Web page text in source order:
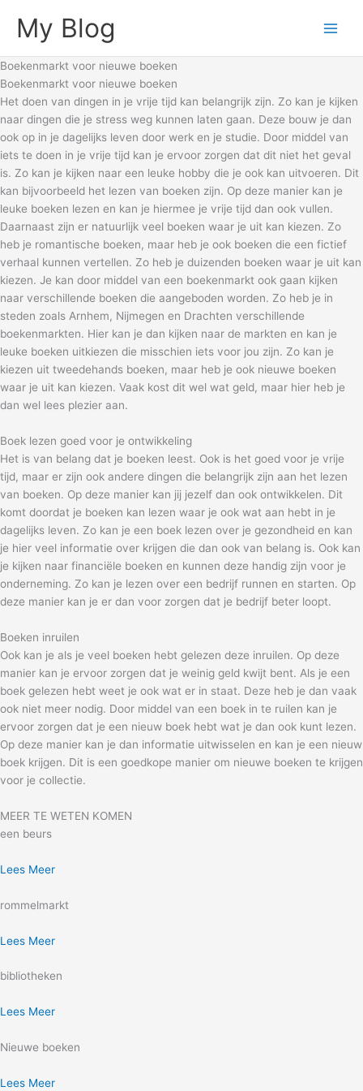
My Blog
Boekenmarkt voor nieuwe boeken
Boekenmarkt voor nieuwe boeken
Het doen van dingen in je vrije tijd kan belangrijk zijn. Zo kan je kijken
naar dingen die je stress weg kunnen laten gaan. Deze bouw je dan
ook op in je dagelijks leven door werk en je studie. Door middel van
iets te doen in je vrije tijd kan je ervoor zorgen dat dit niet het geval
is. Zo kan je kijken naar een leuke hobby die je ook kan uitvoeren. Dit
kan bijvoorbeeld het lezen van boeken zijn. Op deze manier kan je
leuke boeken lezen en kan je hiermee je vrije tijd dan ook vullen.
Daarnaast zijn er natuurlijk veel boeken waar je uit kan kiezen. Zo
heb je romantische boeken, maar heb je ook boeken die een fictief
verhaal kunnen vertellen. Zo heb je duizenden boeken waar je uit kan
kiezen. Je kan door middel van een boekenmarkt ook gaan kijken
naar verschillende boeken die aangeboden worden. Zo heb je in
steden zoals Arnhem, Nijmegen en Drachten verschillende
boekenmarkten. Hier kan je dan kijken naar de markten en kan je
leuke boeken uitkiezen die misschien iets voor jou zijn. Zo kan je
kiezen uit tweedehands boeken, maar heb je ook nieuwe boeken
waar je uit kan kiezen. Vaak kost dit wel wat geld, maar hier heb je
dan wel lees plezier aan.
Boek lezen goed voor je ontwikkeling
Het is van belang dat je boeken leest. Ook is het goed voor je vrije
tijd, maar er zijn ook andere dingen die belangrijk zijn aan het lezen
van boeken. Op deze manier kan jij jezelf dan ook ontwikkelen. Dit
komt doordat je boeken kan lezen waar je ook wat aan hebt in je
dagelijks leven. Zo kan je een boek lezen over je gezondheid en kan
je hier veel informatie over krijgen die dan ook van belang is. Ook kan
je kijken naar financiële boeken en kunnen deze handig zijn voor je
onderneming. Zo kan je lezen over een bedrijf runnen en starten. Op
deze manier kan je er dan voor zorgen dat je bedrijf beter loopt.
Boeken inruilen
Ook kan je als je veel boeken hebt gelezen deze inruilen. Op deze
manier kan je ervoor zorgen dat je weinig geld kwijt bent. Als je een
boek gelezen hebt weet je ook wat er in staat. Deze heb je dan vaak
ook niet meer nodig. Door middel van een boek in te ruilen kan je
ervoor zorgen dat je een nieuw boek hebt wat je dan ook kunt lezen.
Op deze manier kan je dan informatie uitwisselen en kan je een nieuw
boek krijgen. Dit is een goedkope manier om nieuwe boeken te krijgen
voor je collectie.
MEER TE WETEN KOMEN
een beurs
Lees Meer
rommelmarkt
Lees Meer
bibliotheken
Lees Meer
Nieuwe boeken
Lees Meer